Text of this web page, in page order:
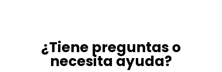
¿Tiene preguntas o
necesita ayuda?